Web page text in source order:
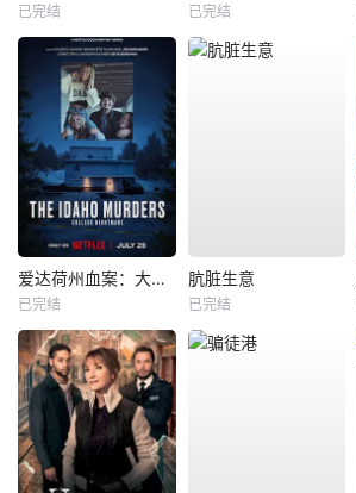
已完结 已完结
爱达荷州血案：大学梦魇
已完结
肮脏生意
已完结